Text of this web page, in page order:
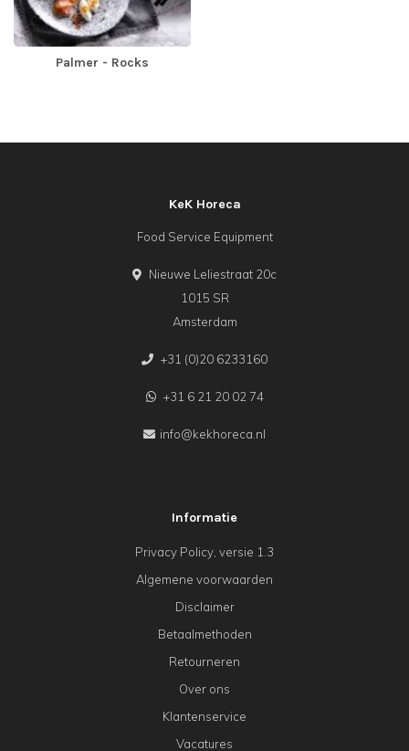
Palmer - Rocks
KeK Horeca
Food Service Equipment
Nieuwe Leliestraat 20c
1015 SR
Amsterdam
+31 (0)20 6233160
+31 6 21 20 02 74
info@kekhoreca.nl
Informatie
Privacy Policy, versie 1.3
Algemene voorwaarden
Disclaimer
Betaalmethoden
Retourneren
Over ons
Klantenservice
Vacatures